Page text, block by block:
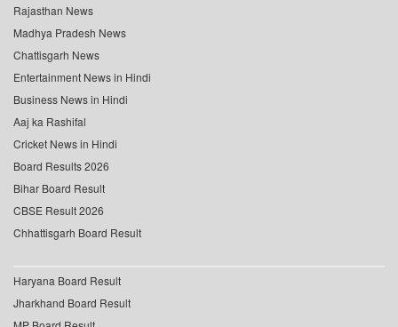
Rajasthan News
Madhya Pradesh News
Chattisgarh News
Entertainment News in Hindi
Business News in Hindi
Aaj ka Rashifal
Cricket News in Hindi
Board Results 2026
Bihar Board Result
CBSE Result 2026
Chhattisgarh Board Result
Haryana Board Result
Jharkhand Board Result